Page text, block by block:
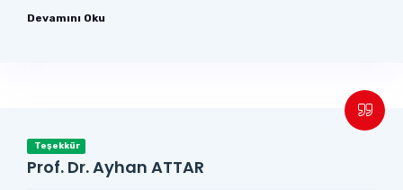
Devamını Oku
Teşekkür
Prof. Dr. Ayhan ATTAR